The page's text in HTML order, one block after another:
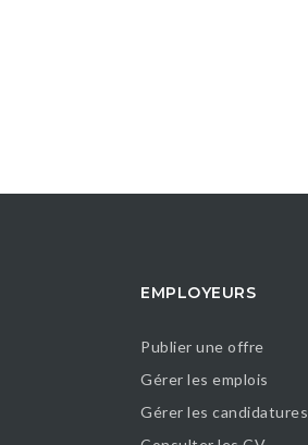
EMPLOYEURS
Publier une offre
Gérer les emplois
Gérer les candidatures